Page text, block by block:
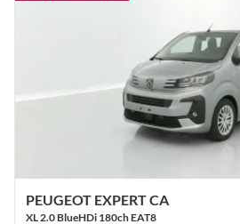
PEUGEOT EXPERT CA
XL 2.0 BlueHDi 180ch EAT8